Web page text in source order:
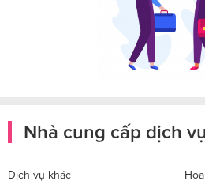
Nhà cung cấp dịch
Dịch vụ khác